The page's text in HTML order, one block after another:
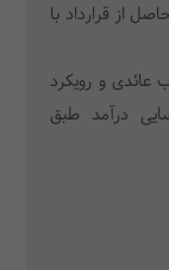
عملیاتی حاصل از قرارداد با
عائدی و رویکرد
درآمد طبق